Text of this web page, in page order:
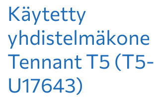
Käytetty
yhdistelmäkone
Tennant T5 (T5-
U17643)